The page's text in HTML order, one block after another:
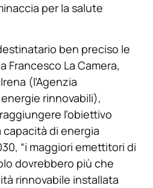
per la salute
ben preciso le
Francesco La Camera,
(l’Agenzia
rinnovabili),
l’obiettivo
di energia
“i maggiori emettitori di
dovrebbero più che
rinnovabile installata